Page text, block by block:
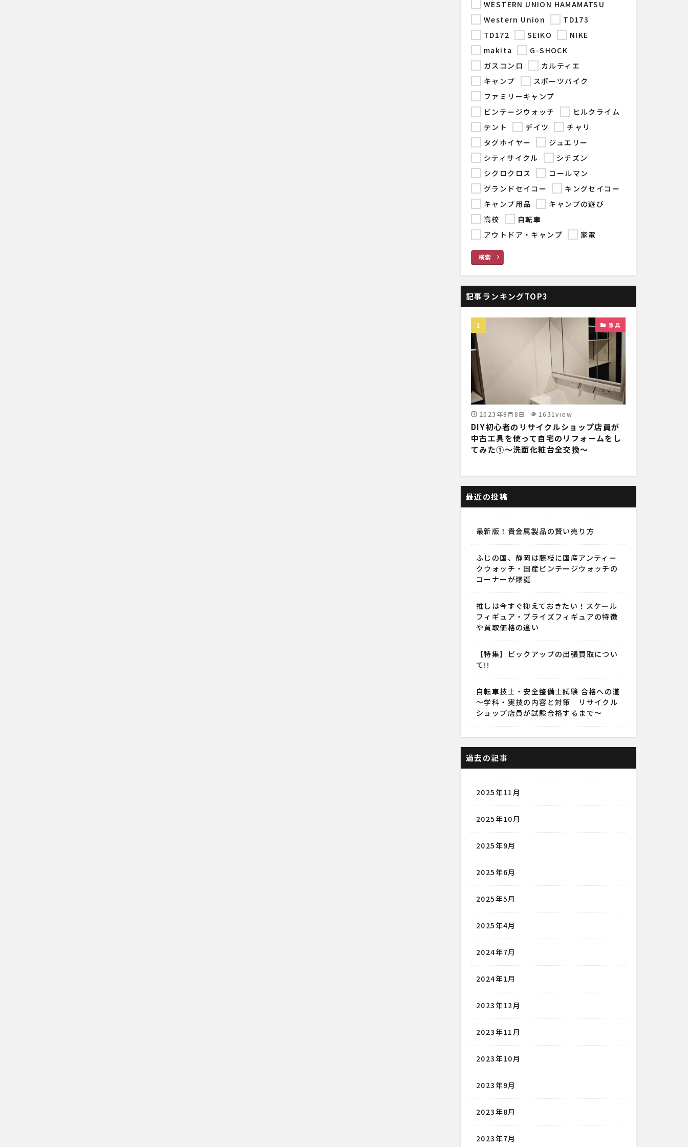
WESTERN UNION HAMAMATSU
Western Union
TD173
TD172
SEIKO
NIKE
makita
G-SHOCK
ガスコンロ
カルティエ
キャンプ
スポーツバイク
ファミリーキャンプ
ビンテージウォッチ
ヒルクライム
テント
デイツ
チャリ
タグホイヤー
ジュエリー
シティサイクル
シチズン
シクロクロス
コールマン
グランドセイコー
キングセイコー
キャンプ用品
キャンプの遊び
高校
自転車
アウトドア・キャンプ
家電
検索
記事ランキングTOP3
家具
2023年9月8日 1631view
DIY初心者のリサイクルショップ店員が
中古工具を使って自宅のリフォームをし
てみた①～洗面化粧台全交換～
最近の投稿
最新版！貴金属製品の賢い売り方
ふじの国、静岡は藤枝に国産アンティー
クウォッチ・国産ビンテージウォッチの
コーナーが爆誕
推しは今すぐ抑えておきたい！スケール
フィギュア・プライズフィギュアの特徴
や買取価格の違い
【特集】ピックアップの出張買取につい
て!!
自転車技士・安全整備士試験 合格への道
～学科・実技の内容と対策 リサイクル
ショップ店員が試験合格するまで～
過去の記事
2025年11月
2025年10月
2025年9月
2025年6月
2025年5月
2025年4月
2024年7月
2024年1月
2023年12月
2023年11月
2023年10月
2023年9月
2023年8月
2023年7月